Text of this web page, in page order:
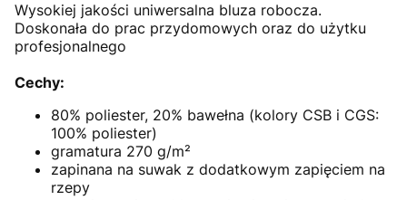
Wysokiej jakości uniwersalna bluza robocza.
Doskonała do prac przydomowych oraz do użytku
profesjonalnego
Cechy:
80% poliester, 20% bawełna (kolory CSB i CGS:
100% poliester)
gramatura 270 g/m²
zapinana na suwak z dodatkowym zapięciem na
rzepy